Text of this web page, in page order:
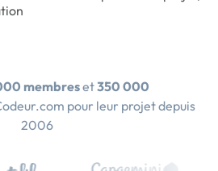
membreset350 000
pour leur projet depuis
2006